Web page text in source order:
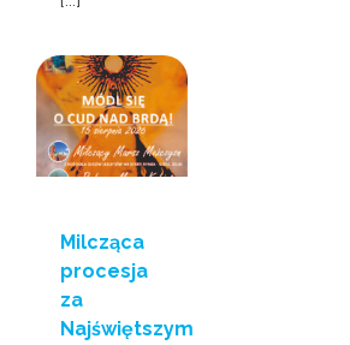
Milcząca
procesja
za
Najświętszym